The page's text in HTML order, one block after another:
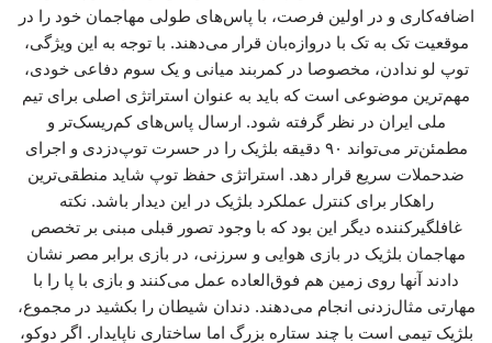
اضافه‌کاری و در اولین فرصت، با پاس‌های طولی مهاجمان خود را در
موقعیت تک به تک با دروازه‌بان قرار می‌دهند. با توجه به این ویژگی،
توپ لو ندادن، مخصوصا در کمربند میانی و یک سوم دفاعی خودی،
مهم‌ترین موضوعی است که باید به عنوان استراتژی اصلی برای تیم
ملی ایران در نظر گرفته شود. ارسال پاس‌های کم‌ریسک‌تر و
مطمئن‌تر می‌تواند ۹۰ دقیقه بلژیک را در حسرت توپ‌دزدی و اجرای
ضدحملات سریع قرار دهد. استراتژی حفظ توپ شاید منطقی‌ترین
راهکار برای کنترل عملکرد بلژیک در این دیدار باشد. نکته
غافلگیرکننده دیگر این بود که با وجود تصور قبلی مبنی بر تخصص
مهاجمان بلژیک در بازی هوایی و سرزنی، در بازی برابر مصر نشان
دادند آنها روی زمین هم فوق‌العاده عمل می‌کنند و بازی با پا را با
مهارتی مثال‌زدنی انجام می‌دهند. دندان شیطان را بکشید در مجموع،
بلژیک تیمی است با چند ستاره بزرگ اما ساختاری ناپایدار. اگر دوکو،